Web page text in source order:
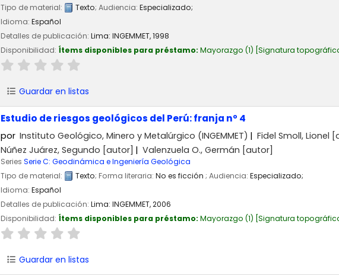
Tipo de material:
Texto; Audiencia: Especializado;
Idioma: Español
Detalles de publicación: Lima: INGEMMET,1998
Disponibilidad: Ítems disponibles para préstamo: Mayorazgo (1) Signatura
Guardar en listas
Estudio de riesgos geológicos del Perú: franja nº 4
por Instituto Geológico, Minero y Metalúrgico (INGEMMET) Fidel Smoll, Lionel
Núñez Juárez, Segundo [autor] Valenzuela O., Germán [autor]
Series Serie C: Geodinámica e Ingeniería Geológica
Tipo de material:
Texto; Forma literaria: No es ficción ; Audiencia: Especializado;
Idioma: Español
Detalles de publicación: Lima: INGEMMET,2006
Disponibilidad: Ítems disponibles para préstamo: Mayorazgo (1) Signatura
Guardar en listas